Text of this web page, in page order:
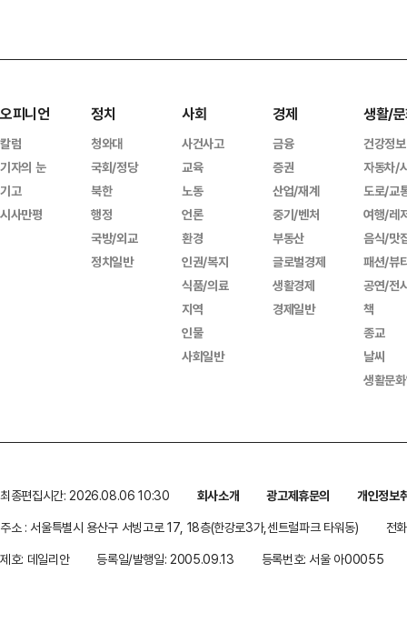
오피니언
칼럼
기자의 눈
기고
시사만평
정치
청와대
국회/정당
북한
행정
국방/외교
정치일반
사회
사건사고
교육
노동
언론
환경
인권/복지
식품/의료
지역
인물
사회일반
경제
금융
증권
산업/재계
중기/벤처
부동산
글로벌경제
생활경제
경제일반
생활/
건강정보
자동차/
도로/교
여행/레
음식/맛
패션/뷰
공연/전
책
종교
날씨
생활문
최종편집시간: 2026.08.06 10:30 회사소개 광고제휴문의
개인정보
주소 : 서울특별시 용산구 서빙고로 17, 18층(한강로3가,센트럴파크 타워동)
전
제호: 데일리안
등록일/발행일: 2005.09.13 등록번호: 서울 아00055